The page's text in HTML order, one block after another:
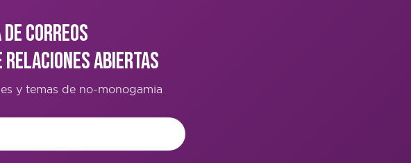
correos
Abiertas
y temas de no-monogamia